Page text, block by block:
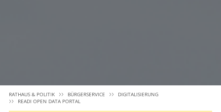
RATHAUS & POLITIK BÜRGERSERVICE
DIGITALISIERUNG
READI OPEN DATA PORTAL